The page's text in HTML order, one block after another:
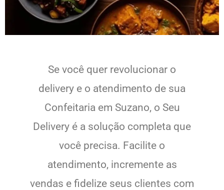
Se você quer revolucionar o
delivery e o atendimento de sua
Confeitaria em Suzano, o Seu
Delivery é a solução completa que
você precisa. Facilite o
atendimento, incremente as
vendas e fidelize seus clientes com